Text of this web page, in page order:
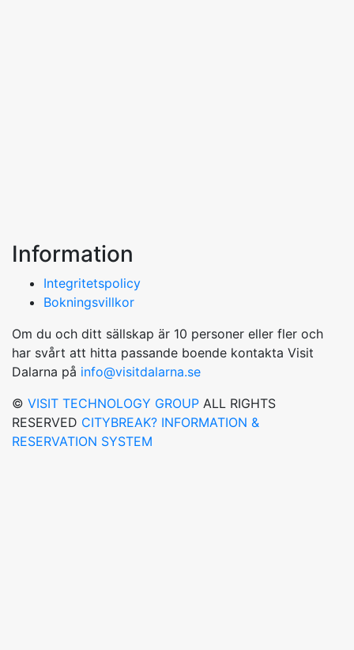
Information
Integritetspolicy
Bokningsvillkor
Om du och ditt sällskap är 10 personer eller fler och
har svårt att hitta passande boende kontakta Visit
Dalarna på info@visitdalarna.se
© VISIT TECHNOLOGY GROUP ALL RIGHTS
RESERVED CITYBREAK? INFORMATION &
RESERVATION SYSTEM